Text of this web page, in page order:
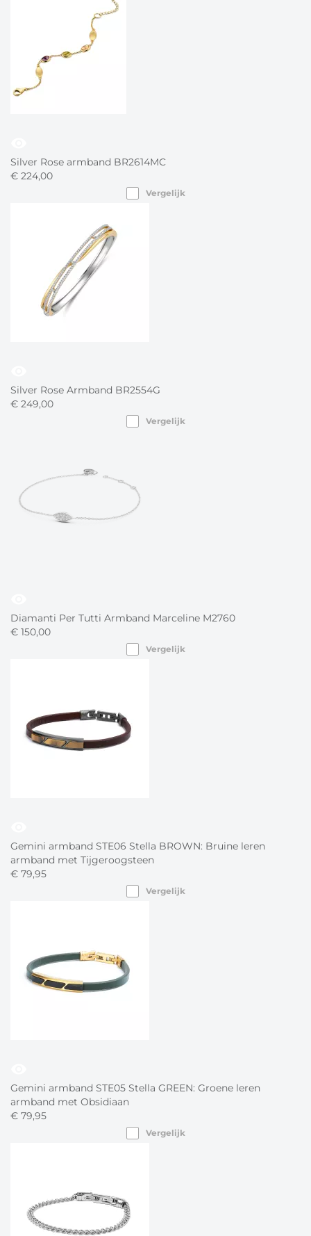
Silver Rose armband BR2614MC
€ 224,00
Vergelijk
Silver Rose Armband BR2554G
€ 249,00
Vergelijk
Diamanti Per Tutti Armband Marceline M2760
€ 150,00
Vergelijk
Gemini armband STE06 Stella BROWN: Bruine leren
armband met Tijgeroogsteen
€ 79,95
Vergelijk
Gemini armband STE05 Stella GREEN: Groene leren
armband met Obsidiaan
€ 79,95
Vergelijk